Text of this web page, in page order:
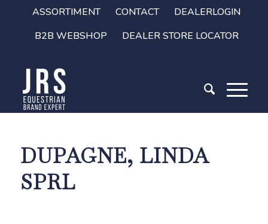
ASSORTIMENT CONTACT
DEALERLOGIN
B2B WEBSHOP
DEALER STORE LOCATOR
DUPAGNE, LINDA
SPRL